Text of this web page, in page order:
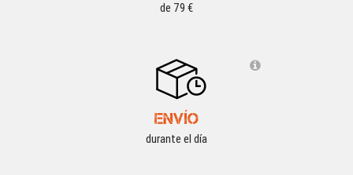
de 79 €
ENVÍO
durante el día